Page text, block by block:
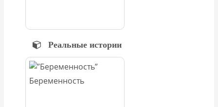
Реальные истории
Беременность